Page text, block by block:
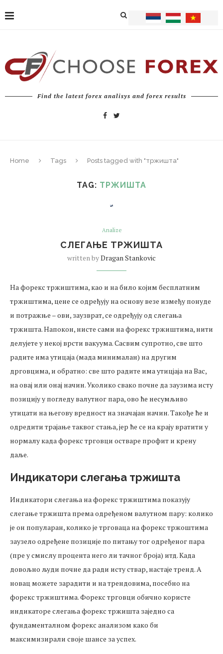
Find the latest forex analisys and forex results
Home Tags Posts tagged with "тржишта"
TAG: ТРЖИШТА
Analize
СЛЕГАЊЕ ТРЖИШТА
written byDragan Stankovic
На форекс тржиштима, као и на било којим бесплатним
тржиштима, цене се одређују на основу везе између понуде
и потражње – ови, заузврат, се одређују од слегања
тржишта. Напокон, нисте сами на форекс тржиштима, нити
делујете у некој врсти вакуума. Сасвим супротно, све што
радите има утицаја (мада минималан) на другим
дрговцима, и обратно: све што радите има утицјаја на Вас,
на овај или онај начин. Уколико свако почне да заузима исту
позицију у погледу валутног пара, ово ће несумљиво
утицати на његову вредност на значајан начин. Такође ће и
одредити трајање таквог стања, јер ће се на крају вратити у
нормалу када форекс трговци остваре профит и крену
даље.
Индикатори слегања тржишта
Индикатори слегања на форекс тржиштима показују
слегање тржишта према одређеном валутном пару: колико
је он популаран, колико је трговаца на форекс тржоштима
заузело одређене позиције по питању тог одређеног пара
(пре у смислу процента него ли тачног броја) итд. Када
довољно људи почне да ради исту ствар, настаје тренд. А
новац можете зарадити и на трендовима, посебно на
форекс тржиштима. Форекс трговци обично користе
индикаторе слегања форекс тржишта заједно са
фундаменталном форекс анализом како би
максимизирали своје шансе за успех.